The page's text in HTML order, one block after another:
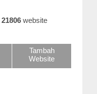
21806website
Tambah
Website